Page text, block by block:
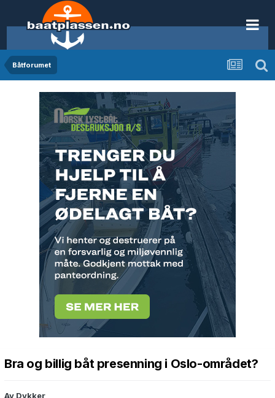
Båtforumet
Bra og billig båt presenning i Oslo-området?
Av Dykker